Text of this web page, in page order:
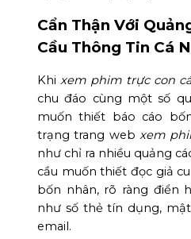
Cẩn Thận Với
Cầu Thông Tin Cá
Khi xem phim trực con
chu đáo cùng một số
muốn thiết báo cáo
trạng trang web xem
như chỉ ra nhiều quảng
cầu muốn thiết đọc giả
bốn nhân, rõ ràng điển
như số thẻ tín dụng,
email.